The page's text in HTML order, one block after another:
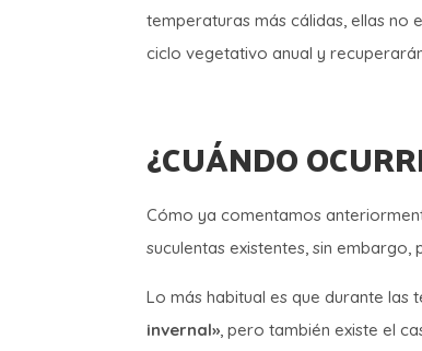
temperaturas más cálidas, ellas no
ciclo vegetativo anual y
¿CUÁNDO
Cómo ya comentamos
suculentas existentes, sin
Lo más habitual es que durante
invernal», pero también existe el